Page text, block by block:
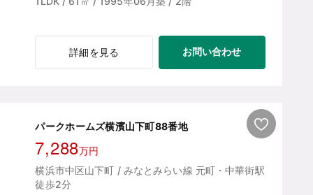
詳細を見る お問い合わせ
パークホームズ横濱山下町88番地
7,288万円
横浜市中区山下町 / みなとみらい線 元町・中華街駅
徒歩2分